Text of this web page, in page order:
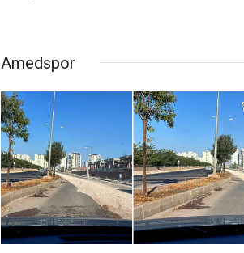
Amedspor